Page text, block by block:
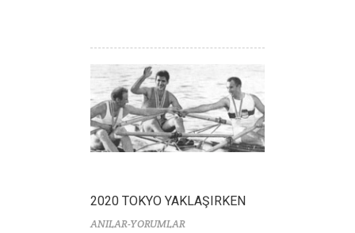
2020 TOKYO YAKLAŞIRKEN
ANILAR-YORUMLAR